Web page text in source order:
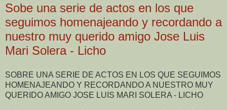
Sobe una serie de actos en los que
seguimos homenajeando y recordando a
nuestro muy querido amigo Jose Luis
Mari Solera - Licho
SOBRE UNA SERIE DE ACTOS EN LOS QUE SEGUIMOS
HOMENAJEANDO Y RECORDANDO A NUESTRO MUY
QUERIDO AMIGO JOSE LUIS MARI SOLERA - LICHO